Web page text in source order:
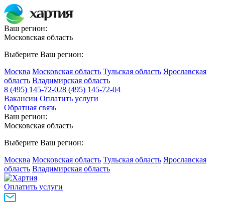
Ваш регион:
Московская область
Выберите Ваш регион:
Москва Московская область Тульская область Ярославская
область Владимирская область
8 (495) 145-72-028 (495) 145-72-04
Вакансии Оплатить услуги
Обратная связь
Ваш регион:
Московская область
Выберите Ваш регион:
Москва Московская область Тульская область Ярославская
область Владимирская область
Оплатить услуги